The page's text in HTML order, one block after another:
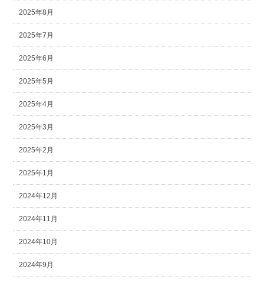
2025年8月
2025年7月
2025年6月
2025年5月
2025年4月
2025年3月
2025年2月
2025年1月
2024年12月
2024年11月
2024年10月
2024年9月